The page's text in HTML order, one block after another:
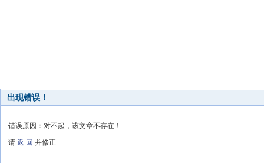
出现错误！
错误原因：对不起，该文章不存在！
请 返 回 并修正